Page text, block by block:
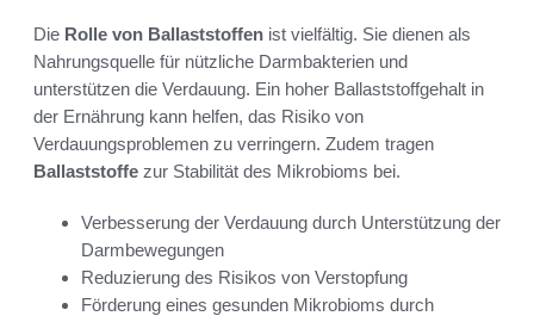
Die Rolle von Ballaststoffen ist vielfältig. Sie dienen als
Nahrungsquelle für nützliche Darmbakterien und
unterstützen die Verdauung. Ein hoher Ballaststoffgehalt in
der Ernährung kann helfen, das Risiko von
Verdauungsproblemen zu verringern. Zudem tragen
Ballaststoffe zur Stabilität des Mikrobioms bei.
Verbesserung der Verdauung durch Unterstützung der
Darmbewegungen
Reduzierung des Risikos von Verstopfung
Förderung eines gesunden Mikrobioms durch